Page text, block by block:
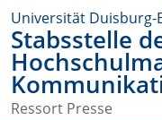
Universität Duisburg-
Stabsstelle
Ressort Presse